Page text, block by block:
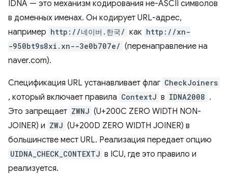
IDNA — это механизм кодирования не-ASCII символов
в доменных именах. Он кодирует URL-адрес,
например http://네이버.한국/ как http://xn-
-950bt9s8xi.xn--3e0b707e/ (перенаправление на
naver.com).
Спецификация URL устанавливает флаг CheckJoiners
, который включает правила ContextJ в IDNA2008 .
Это запрещает ZWNJ (U+200C ZERO WIDTH NON-
JOINER) и ZWJ (U+200D ZERO WIDTH JOINER) в
большинстве мест URL. Реализация передает опцию
UIDNA_CHECK_CONTEXTJ в ICU, где это правило и
реализуется.